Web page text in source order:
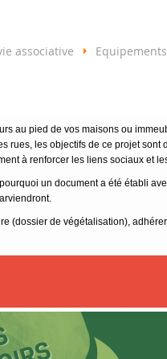
associative
au pied de vos maisons ou
rues, les objectifs de ce projet
à renforcer les liens sociaux et
un document a été établi
(dossier de végétalisation),